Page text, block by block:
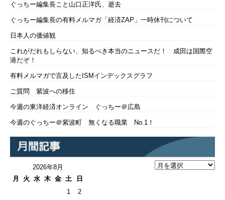
ぐっちー編集長こと山口正洋氏、逝去
ぐっちー編集長の有料メルマガ「経済ZAP」一時休刊について
日本人の価値観
これがだれもしらない、知るべき本当のニュースだ！ 成田は国際空
港だぞ！
有料メルマガで言及したISMインデックスグラフ
ご質問 紫波への移住
今週の東洋経済オンライン ぐっちー＠広島
今週のぐっちー＠紫波町 無くなる職業 No.1！
2026年8月
月
火 水 木 金 土 日
1
2